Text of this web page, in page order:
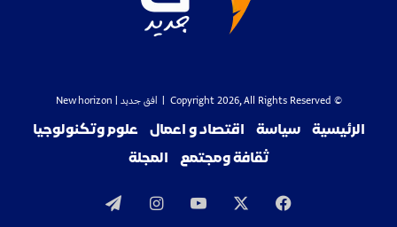
© Copyright 2026, All Rights Reserved | افق جديد
الرئيسية سياسة اقتصاد و اعمال
علوم وتكنولوجيا
ثقافة ومجتمع
المجلة
فيسبوك ‫YouTubeانستقرام